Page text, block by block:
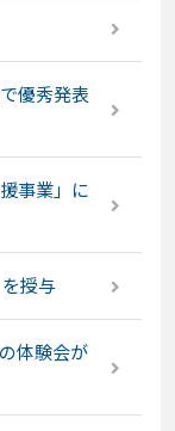
優秀発表
事業」に
授与
体験会が